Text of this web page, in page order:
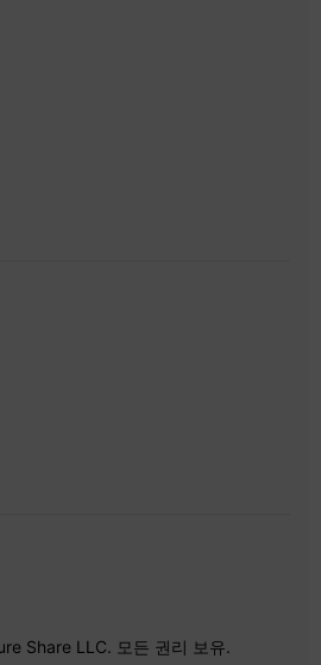
Share LLC. 모든 권리 보유.